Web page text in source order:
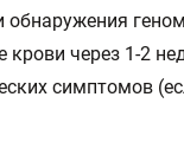
через 1-2
симптомов